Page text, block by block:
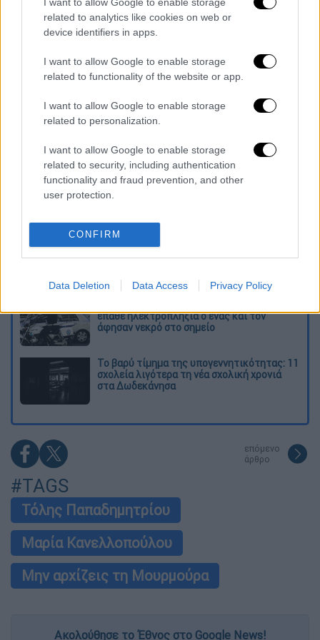
I want to allow Google to enable storage
related to analytics like cookies on web or
device identifiers in apps.
I want to allow Google to enable storage
related to functionality of the website or app.
I want to allow Google to enable storage
related to personalization.
I want to allow Google to enable storage
related to security, including authentication
functionality and fraud prevention, and other
user protection.
CONFIRM
Data Deletion Data Access Privacy Policy
maria_kanellopoyloy_maria_hanoy_tolis_papadimitrioy-
Διαβάστε ακόμη
Τα «γεράκια» της Ψάθας: Έσωσαν από τη
μεγάλη φωτιά τη γειτονιά που κάποτε τους
«Κλειδί» η ιατροδικαστική για τον 90χρονο
που έκρυβε ο γιος του στον καταψύκτη -
έπαθε ηλεκτροπληξία ο ένας και τον
άφησαν νεκρό στο σημείο
Το βαρύ τίμημα της υπογεννητικότητας: 11
σχολεία λιγότερα τη νέα σχολική χρονιά
στα Δωδεκάνησα
επόμενο
άρθρο
#TAGS
Τόλης Παπαδημητρίου
Μαρία Κανελλοπούλου
Μην αρχίζεις τη Μουρμούρα
Ακολούθησε το Έθνος στο Google News!